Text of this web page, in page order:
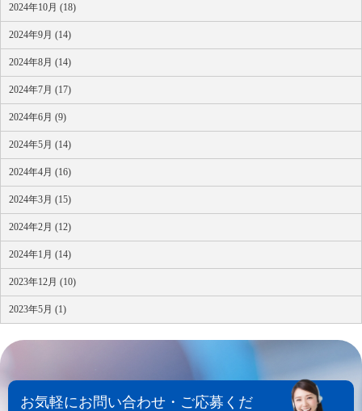
2024年10月 (18)
2024年9月 (14)
2024年8月 (14)
2024年7月 (17)
2024年6月 (9)
2024年5月 (14)
2024年4月 (16)
2024年3月 (15)
2024年2月 (12)
2024年1月 (14)
2023年12月 (10)
2023年5月 (1)
お気軽にお問い合わせ・ご応募くだ